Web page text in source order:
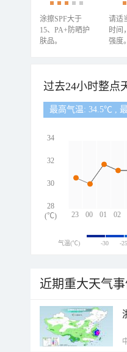
涂擦SPF大于
15、PA+防晒护
肤品。
请适
时间
强度。
过去24小时整点
最高气温: 34.5℃ ,
23 00 01 02
34
32
30
28
(℃)
气温(℃) -30 -25
近期重大天气